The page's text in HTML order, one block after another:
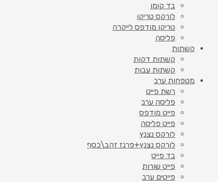
בד קומו
לורקס טריקו
טריקו מודפס לייקרה
פליסה
קשתות
קשתות דקות
קשתות עבות
מטפחות ערב
רשת פייט
פליסה ערב
פייט מודפס
פייט פליסה
לורקס נצנץ
לורקס נצנץ+פרנז זהב\כסף
בד פייט
פייט שורות
פייטים ערב